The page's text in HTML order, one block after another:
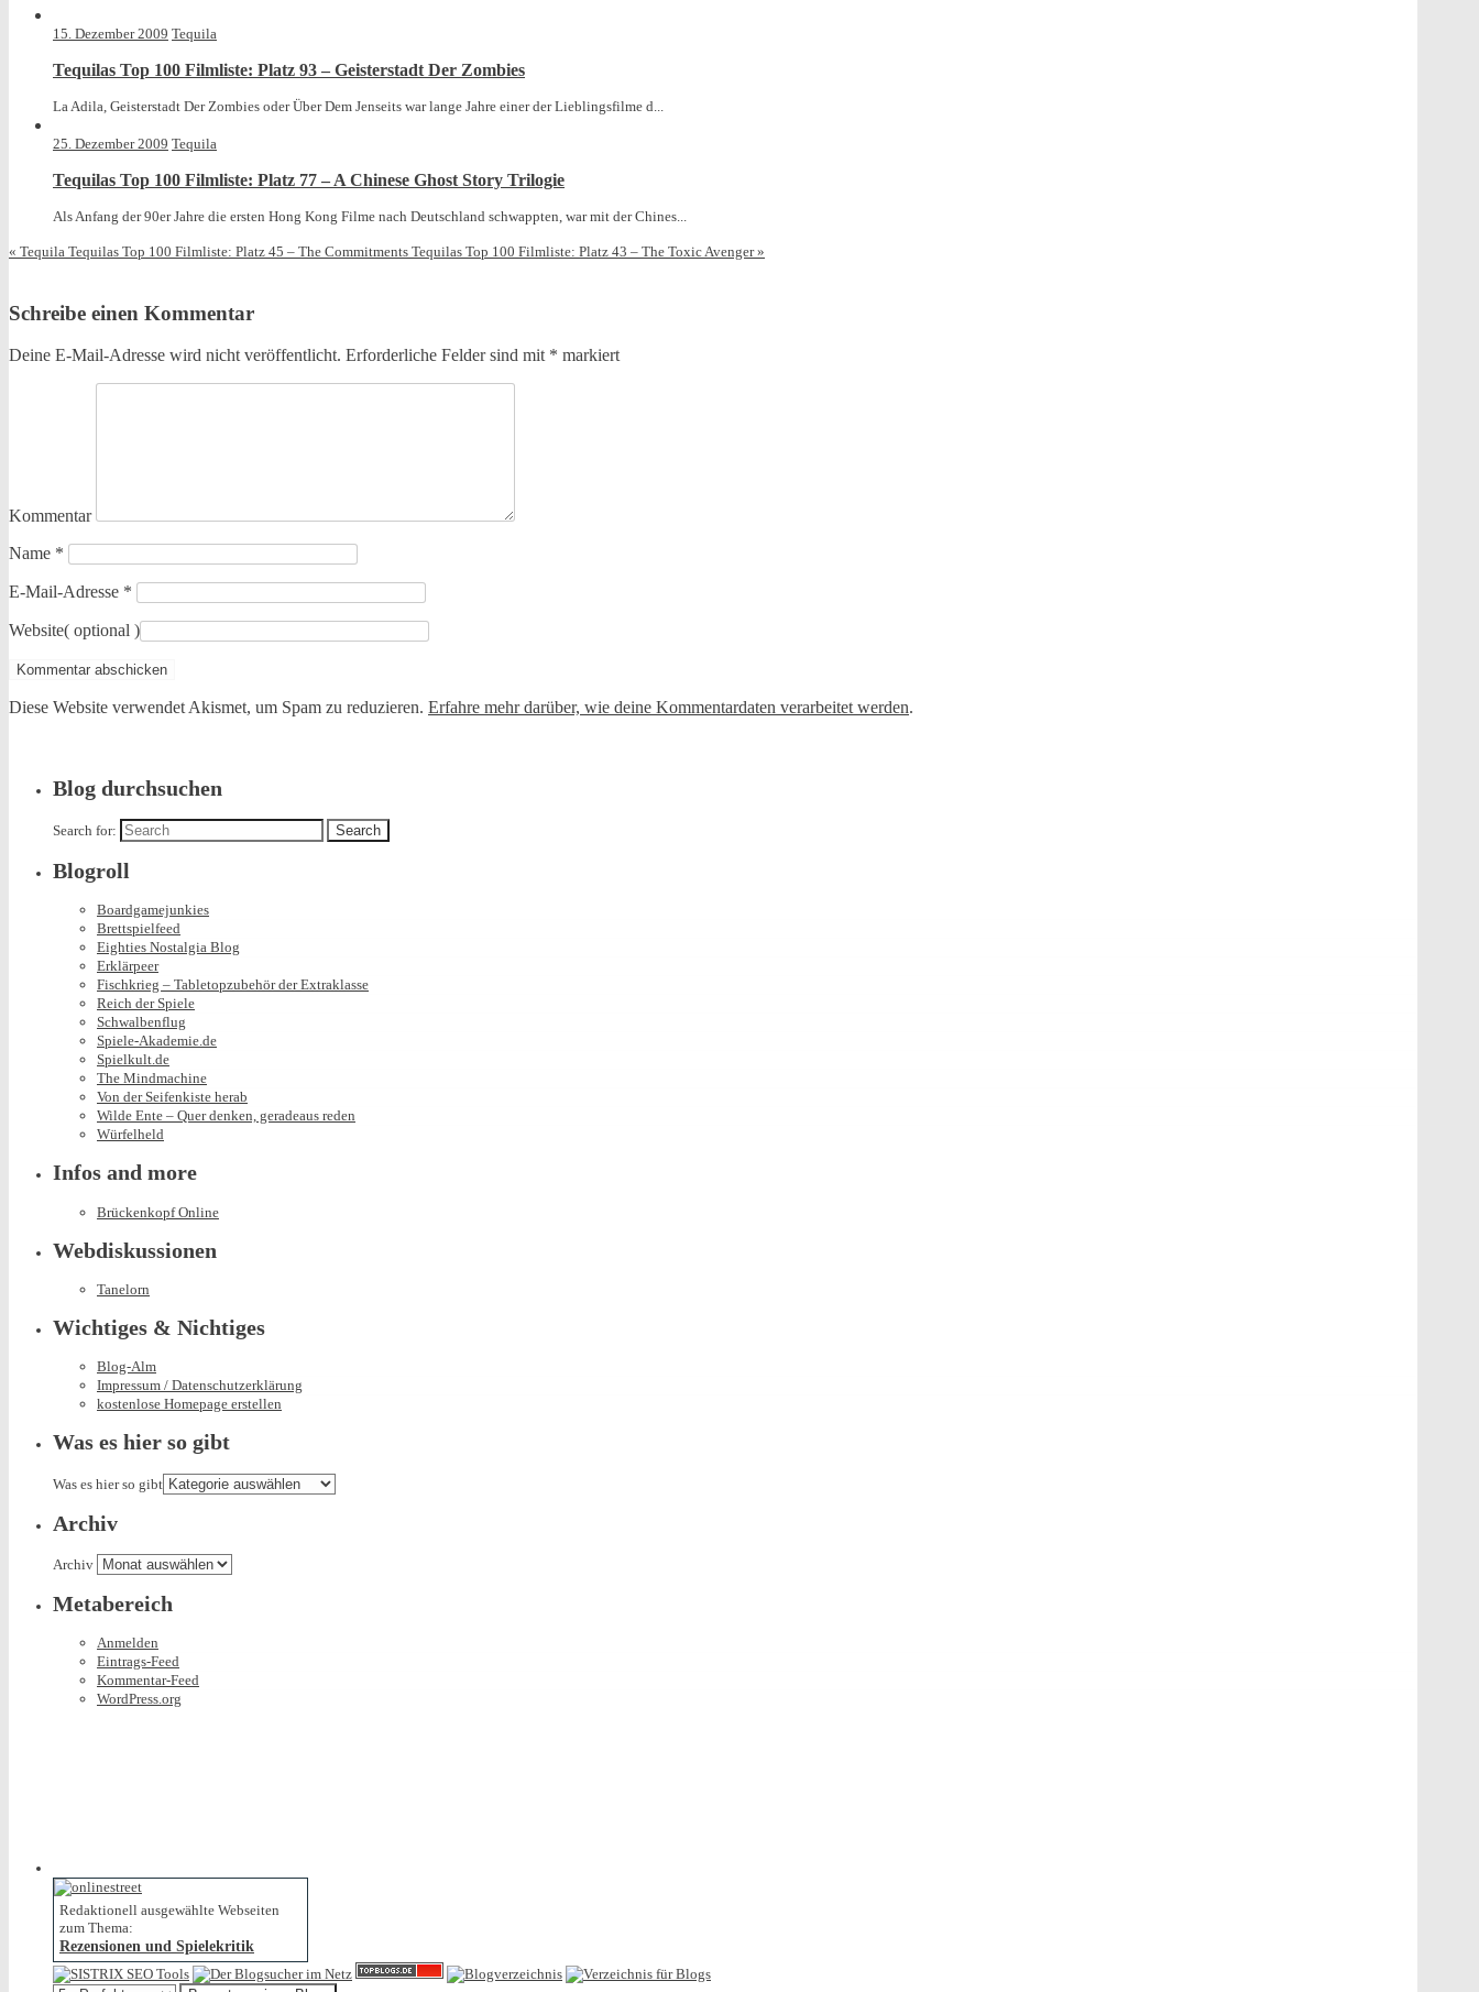
15. Dezember 2009 Tequila
Tequilas Top 100 Filmliste: Platz 93 – Geisterstadt Der Zombies
La Adila, Geisterstadt Der Zombies oder Über Dem Jenseits war lange Jahre einer der Lieblingsfilme d...
25. Dezember 2009 Tequila
Tequilas Top 100 Filmliste: Platz 77 – A Chinese Ghost Story Trilogie
Als Anfang der 90er Jahre die ersten Hong Kong Filme nach Deutschland schwappten, war mit der Chines...
« Tequila Tequilas Top 100 Filmliste: Platz 45 – The Commitments Tequilas Top 100 Filmliste: Platz 43 – The Toxic Avenger»
Schreibe einen Kommentar
Deine E-Mail-Adresse wird nicht veröffentlicht. Erforderliche Felder sind mit * markiert
Kommentar
Name *
E-Mail-Adresse *
Website( optional )
Diese Website verwendet Akismet, um Spam zu reduzieren. Erfahre mehr darüber, wie deine Kommentardaten verarbeitet werden.
Blog durchsuchen
Search for:
Blogroll
Boardgamejunkies
Brettspielfeed
Eighties Nostalgia Blog
Erklärpeer
Fischkrieg – Tabletopzubehör der Extraklasse
Reich der Spiele
Schwalbenflug
Spiele-Akademie.de
Spielkult.de
The Mindmachine
Von der Seifenkiste herab
Wilde Ente – Quer denken, geradeaus reden
Würfelheld
Infos and more
Brückenkopf Online
Webdiskussionen
Tanelorn
Wichtiges & Nichtiges
Blog-Alm
Impressum / Datenschutzerklärung
kostenlose Homepage erstellen
Was es hier so gibt
Was es hier so gibt
Archiv
Archiv
Metabereich
Anmelden
Eintrags-Feed
Kommentar-Feed
WordPress.org
Redaktionell ausgewählte Webseiten
zum Thema:
Rezensionen und Spielekritik